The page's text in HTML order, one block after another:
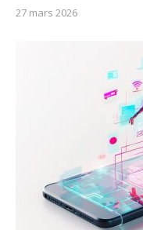
27 mars 2026